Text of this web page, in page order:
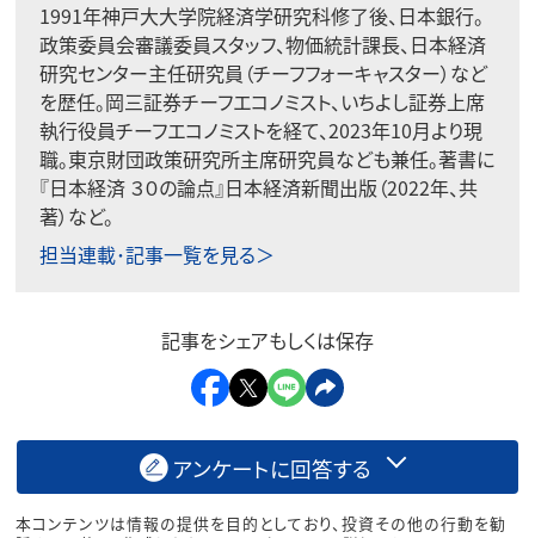
1991年神戸大大学院経済学研究科修了後、日本銀行。
政策委員会審議委員スタッフ、物価統計課長、日本経済
研究センター主任研究員（チーフフォーキャスター）など
を歴任。岡三証券チーフエコノミスト、いちよし証券上席
執行役員チーフエコノミストを経て、2023年10月より現
職。東京財団政策研究所主席研究員なども兼任。著書に
『日本経済 ３０の論点』日本経済新聞出版（2022年、共
著）など。
担当連載･記事一覧を見る＞
記事をシェアもしくは保存
アンケートに回答する
本コンテンツは情報の提供を目的としており、投資その他の行動を勧